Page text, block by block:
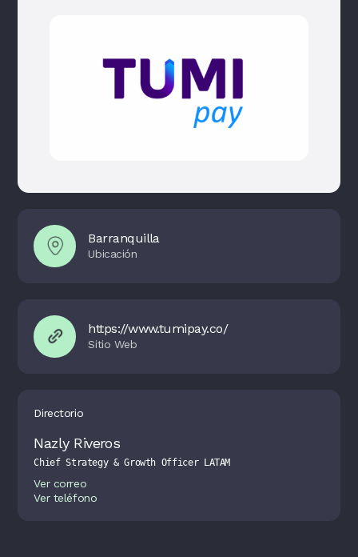
Barranquilla
https://www.tumipay.co/
Directorio
Nazly Riveros
Chief Strategy & Growth Officer LATAM
Ver correo
Ver teléfono